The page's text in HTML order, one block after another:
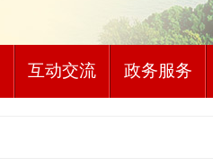
互动交流 政务服务